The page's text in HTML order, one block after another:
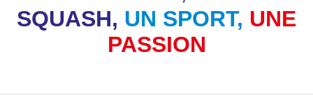
SQUASH, UN SPORT, UNE
PASSION